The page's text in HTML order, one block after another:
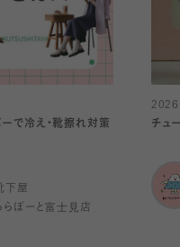
で冷え・靴擦れ対策
下屋
らぽーと富士見店
チュ